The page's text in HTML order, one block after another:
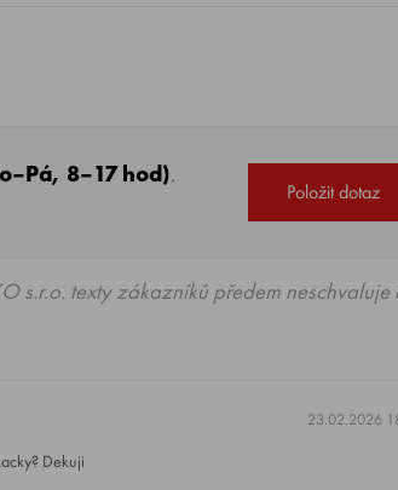
8–17 hod).
Položit dotaz
s.r.o. texty zákazníků předem neschvaluje
23.02.2026
Dekuji